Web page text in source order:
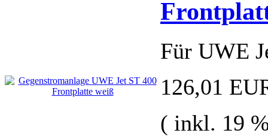
Für UWE
126,01
( inkl. 19